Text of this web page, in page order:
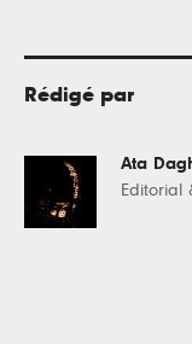
Rédigé par
Ata
Editorial